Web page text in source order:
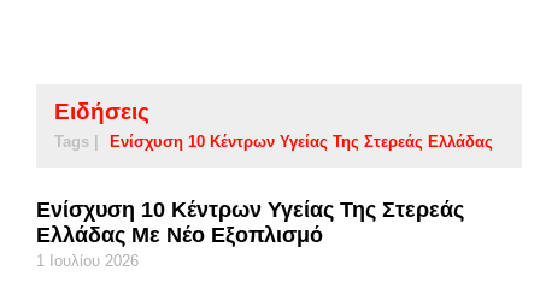
Ειδήσεις
Tags | Ενίσχυση 10 Κέντρων Υγείας Της Στερεάς Ελλάδας
Ενίσχυση 10 Κέντρων Υγείας Της Στερεάς
Ελλάδας Με Νέο Εξοπλισμό
1 Ιουλίου 2026